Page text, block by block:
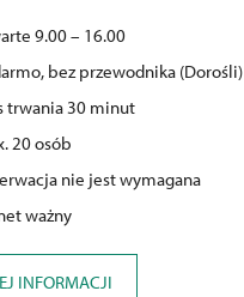
9.00 – 16.00
bez przewodnika (Dorośli)
trwania 30 minut
20 osób
nie jest wymagana
ważny
INFORMACJI